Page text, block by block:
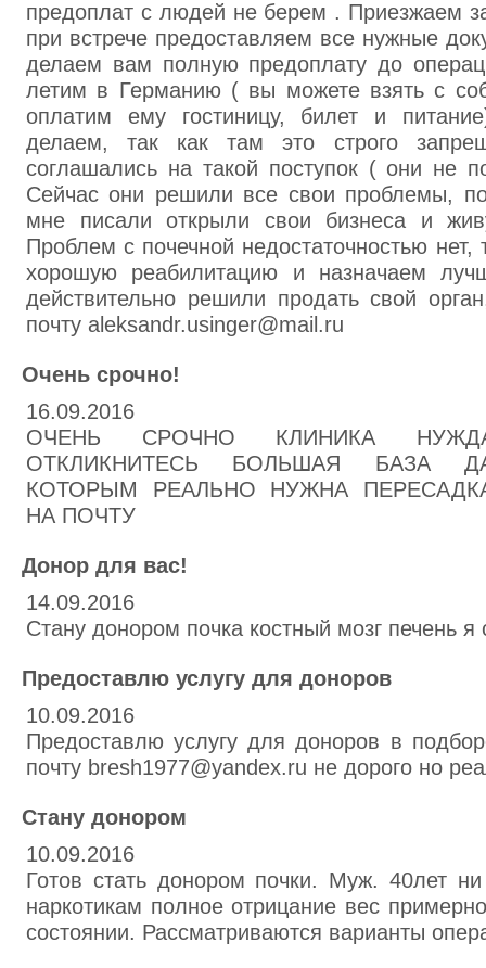
предоплат с людей не берем . Приезжаем
при встрече предоставляем все нужные
делаем вам полную предоплату до
летим в Германию ( вы можете взять с
оплатим ему гостиницу, билет и
делаем, так как там это строго
соглашались на такой поступок ( они не
Сейчас они решили все свои проблемы,
мне писали открыли свои бизнеса и
Проблем с почечной недостаточностью
хорошую реабилитацию и назначаем
действительно решили продать свой
почту aleksandr.usinger@mail.ru
Очень срочно!
16.09.2016
ОЧЕНЬ СРОЧНО КЛИНИКА
ОТКЛИКНИТЕСЬ БОЛЬШАЯ БАЗА
КОТОРЫМ РЕАЛЬНО НУЖНА
НА ПОЧТУ
Донор для вас!
14.09.2016
Стану донором почка костный мозг печень я
Предоставлю услугу для доноров
10.09.2016
Предоставлю услугу для доноров в
почту bresh1977@yandex.ru не дорого но
Стану донором
10.09.2016
Готов стать донором почки. Муж. 40лет
наркотикам полное отрицание вес
состоянии. Рассматриваются варианты